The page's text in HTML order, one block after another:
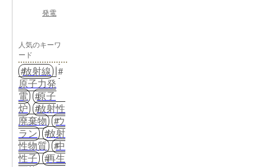
発電
人気のキーワ
ード
放射線
原子力発
電
原子
炉
放射性
廃棄物
ウ
ラン
放射
性物質
中
性子
再生